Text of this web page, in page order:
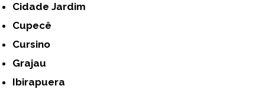
Cidade Jardim
Cupecê
Cursino
Grajau
Ibirapuera